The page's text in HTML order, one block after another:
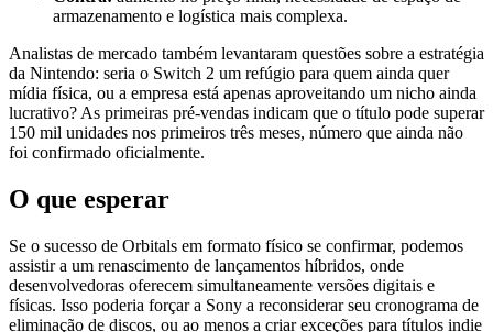
armazenamento e logística mais complexa.
Analistas de mercado também levantaram questões sobre a estratégia
da Nintendo: seria o Switch 2 um refúgio para quem ainda quer
mídia física, ou a empresa está apenas aproveitando um nicho ainda
lucrativo? As primeiras pré‑vendas indicam que o título pode superar
150 mil unidades nos primeiros três meses, número que ainda não
foi confirmado oficialmente.
O que esperar
Se o sucesso de Orbitals em formato físico se confirmar, podemos
assistir a um renascimento de lançamentos híbridos, onde
desenvolvedoras oferecem simultaneamente versões digitais e
físicas. Isso poderia forçar a Sony a reconsiderar seu cronograma de
eliminação de discos, ou ao menos a criar exceções para títulos indie